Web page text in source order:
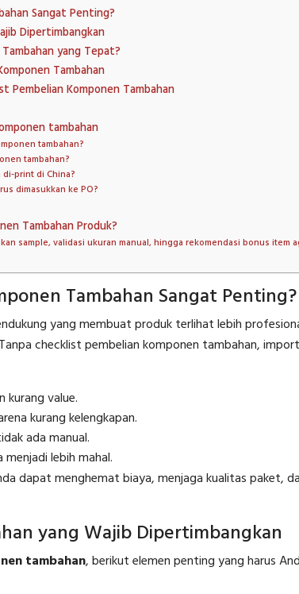
Sangat Penting?
Dipertimbangkan
yang Tepat?
Tambahan
Pembelian Komponen Tambahan
tambahan
tambahan?
tambahan?
print di China?
dimasukkan ke PO?
Tambahan Produk?
sample, validasi ukuran manual, hingga rekomendasi bonus item
Tambahan Sangat Penting?
yang membuat produk terlihat lebih
checklist pembelian komponen tambahan,
kurang value.
kurang kelengkapan.
ada manual.
lebih mahal.
dapat menghemat biaya, menjaga kualitas paket,
yang Wajib Dipertimbangkan
tambahan, berikut elemen penting yang harus